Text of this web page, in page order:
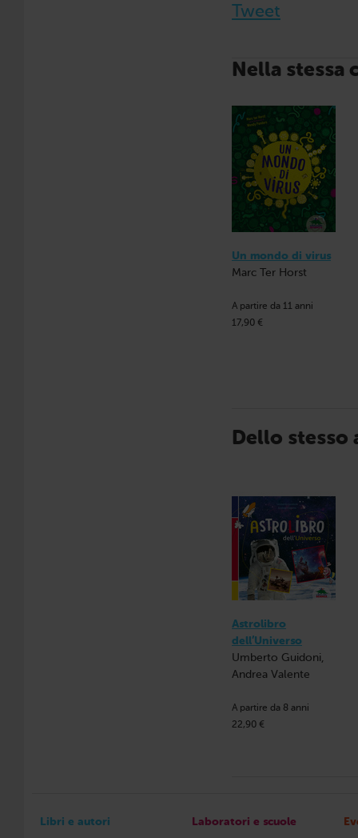
Tweet
Nella stessa
Un mondo di virus
Marc Ter Horst
A partire da 11 anni
17,90 €
Dello stesso
Astrolibro
dell’Universo
Umberto Guidoni,
Andrea Valente
A partire da 8 anni
22,90 €
Libri e autori Laboratori e scuole